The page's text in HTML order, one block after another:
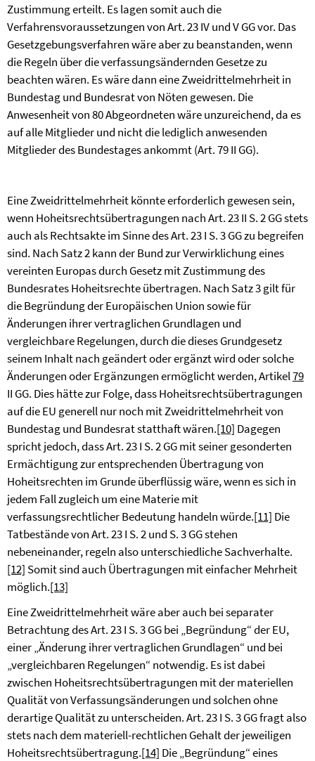
Zustimmung erteilt. Es lagen somit auch die
Verfahrensvoraussetzungen von Art. 23 IV und V GG vor. Das
Gesetzgebungsverfahren wäre aber zu beanstanden, wenn
die Regeln über die verfassungsändernden Gesetze zu
beachten wären. Es wäre dann eine Zweidrittelmehrheit in
Bundestag und Bundesrat von Nöten gewesen. Die
Anwesenheit von 80 Abgeordneten wäre unzureichend, da es
auf alle Mitglieder und nicht die lediglich anwesenden
Mitglieder des Bundestages ankommt (Art. 79 II GG).
Eine Zweidrittelmehrheit könnte erforderlich gewesen sein,
wenn Hoheitsrechtsübertragungen nach Art. 23 II S. 2 GG stets
auch als Rechtsakte im Sinne des Art. 23 I S. 3 GG zu begreifen
sind. Nach Satz 2 kann der Bund zur Verwirklichung eines
vereinten Europas durch Gesetz mit Zustimmung des
Bundesrates Hoheitsrechte übertragen. Nach Satz 3 gilt für
die Begründung der Europäischen Union sowie für
Änderungen ihrer vertraglichen Grundlagen und
vergleichbare Regelungen, durch die dieses Grundgesetz
seinem Inhalt nach geändert oder ergänzt wird oder solche
Änderungen oder Ergänzungen ermöglicht werden, Artikel79
II GG. Dies hätte zur Folge, dass Hoheitsrechtsübertragungen
auf die EU generell nur noch mit Zweidrittelmehrheit von
Bundestag und Bundesrat statthaft wären.[10] Dagegen
spricht jedoch, dass Art. 23 I S. 2 GG mit seiner gesonderten
Ermächtigung zur entsprechenden Übertragung von
Hoheitsrechten im Grunde überflüssig wäre, wenn es sich in
jedem Fall zugleich um eine Materie mit
verfassungsrechtlicher Bedeutung handeln würde.[11] Die
Tatbestände von Art. 23 I S. 2 und S. 3 GG stehen
nebeneinander, regeln also unterschiedliche Sachverhalte.
[12] Somit sind auch Übertragungen mit einfacher Mehrheit
möglich.[13]
Eine Zweidrittelmehrheit wäre aber auch bei separater
Betrachtung des Art. 23 I S. 3 GG bei „Begründung“ der EU,
einer „Änderung ihrer vertraglichen Grundlagen“ und bei
„vergleichbaren Regelungen“ notwendig. Es ist dabei
zwischen Hoheitsrechtsübertragungen mit der materiellen
Qualität von Verfassungsänderungen und solchen ohne
derartige Qualität zu unterscheiden. Art. 23 I S. 3 GG fragt also
stets nach dem materiell-rechtlichen Gehalt der jeweiligen
Hoheitsrechtsübertragung.[14] Die „Begründung“ eines